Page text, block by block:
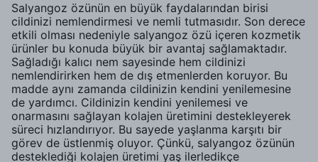
Salyangoz özünün en büyük faydalarından birisi
cildinizi nemlendirmesi ve nemli tutmasıdır. Son derece
etkili olması nedeniyle salyangoz özü içeren kozmetik
ürünler bu konuda büyük bir avantaj sağlamaktadır.
Sağladığı kalıcı nem sayesinde hem cildinizi
nemlendirirken hem de dış etmenlerden koruyor. Bu
madde aynı zamanda cildinizin kendini yenilemesine
de yardımcı. Cildinizin kendini yenilemesi ve
onarmasını sağlayan kolajen üretimini destekleyerek
süreci hızlandırıyor. Bu sayede yaşlanma karşıtı bir
görev de üstlenmiş oluyor. Çünkü, salyangoz özünün
desteklediği kolajen üretimi yaş ilerledikçe